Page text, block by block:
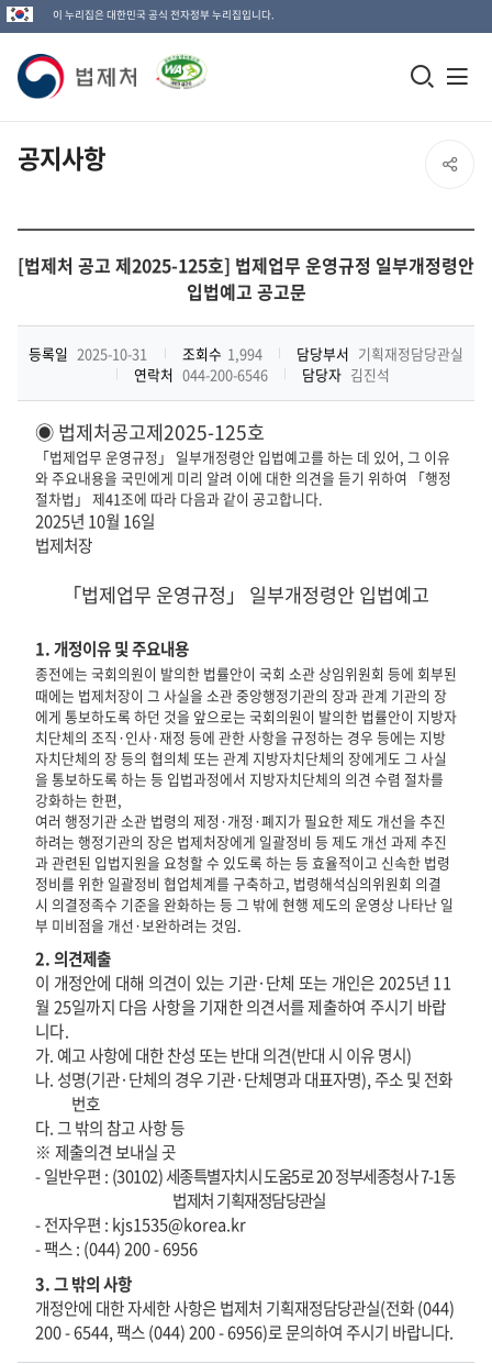
이 누리집은 대한민국 공식 전자정부 누리집입니다.
법
제
처
고
모
기
공지사항 SNS
유
기
전
체
[법제처 공고 제2025-125호] 법제업무 운영규정 일부개정령안
입법예고 공고문
등록일 2025-10-31 조회수 1,994 담당부서 기획재정담당관실
연락처 044-200-6546 담당자 김진석
◉법제처공고제2025-125호
「법제업무 운영규정 」 일부개정령안 입법예고를 하는 데 있어, 그 이유
와 주요내용을 국민에게 미리 알려 이에 대한 의견을 듣기 위하여
「행정
절차법 」 제41조에 따라 다음과 같이 공고합니다.
2025년 10월 16일
법제처장
「법제업무 운영규정 」 일부개정령안입법예고
1.개정이유 및 주요내용
종전에는 국회의원이 발의한 법률안이 국회 소관 상임위원회 등에 회부된
때에는 법제처장이 그 사실을 소관 중앙행정기관의 장과 관계 기관의 장
에게 통보하도록 하던 것을 앞으로는 국회의원이 발의한 법률안이 지방자
치단체의 조직·인사·재정 등에 관한 사항을 규정하는 경우 등에는 지방
자치단체의 장 등의 협의체 또는 관계 지방자치단체의 장에게도 그 사실
을 통보하도록 하는 등 입법과정에서 지방자치단체의 의견 수렴 절차를
강화하는 한편,
여러 행정기관 소관 법령의 제정·개정·폐지가 필요한 제도 개선을 추진
하려는 행정기관의 장은 법제처장에게 일괄정비 등 제도 개선 과제 추진
과 관련된 입법지원을 요청할 수 있도록 하는 등 효율적이고 신속한 법령
정비를 위한 일괄정비 협업체계를 구축하고, 법령해석심의위원회 의결
시 의결정족수 기준을 완화하는 등 그 밖에 현행 제도의 운영상 나타난 일
부 미비점을 개선·보완하려는 것임.
2.의견제출
이 개정안에 대해 의견이 있는 기관·단체 또는 개인은2025년 11
월 25일까지 다음 사항을 기재한 의견서를 제출하여 주시기 바랍
니다.
가. 예고 사항에 대한 찬성 또는 반대 의견(반대 시 이유 명시)
나. 성명(기관·단체의 경우 기관·단체명과 대표자명),주소 및 전화
번호
다.그 밖의 참고 사항 등
※ 제출의견 보내실 곳
-일반우편 : (30102)세종특별자치시 도움5로20정부세종청사7-1동
법제처 기획재정담당관실
-전자우편 : kjs1535@korea.kr
-팩스: (044) 200 - 6956
3.그 밖의 사항
개정안에 대한 자세한 사항은법제처 기획재정담당관실(전화(044)
200 - 6544,팩스(044) 200 - 6956)로 문의하여 주시기 바랍니다.